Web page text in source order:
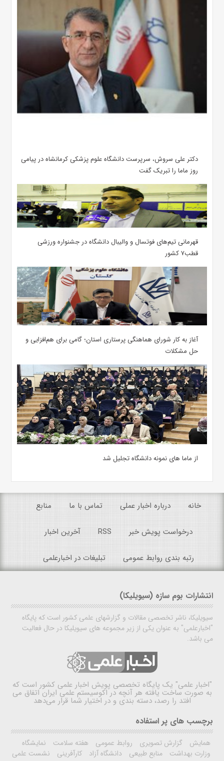
دکتر علی سروش، سرپرست دانشگاه علوم پزشکی کرمانشاه در پیامی
روز ماما را تبریک گفت
قهرمانی تیم‌های فوتسال و والیبال دانشگاه در جشنواره ورزشی
قطب۷ کشور
آغاز به کار شورای هماهنگی پرستاری استان؛ گامی برای هم‌افزایی و
حل مشکلات
از ماما های نمونه دانشگاه تجلیل شد
خانه درباره اخبار عملی تماس با ما منابع
درخواست پویش خبر RSS آخرین اخبار
رتبه بندی روابط عمومی تبلیغات در اخبارعلمی
انتشارات بوم سازه (سیویلیکا)
سیویلیکا، ناشر تخصصی مقالات و گزارشهای علمی کشور است که پایگاه
"اخبارعلمی" به عنوان یکی از زیر مجموعه های سیویلیکا در حال فعالیت
می باشد.
"اخبار علمی" یک پایگاه تخصصی پویش اخبار علمی کشور است که
به صورت ساخت یافته هر آنچه در اکوسیستم علمی ایران اتفاق می
افتد را رصد، دسته بندی و در اختیار شما قرار می‌دهد
برچسب های پر استفاده
همایش گزارش تصویری روابط عمومی هفته سلامت
نمایشگاه
وزارت بهداشت
منابع طبیعی دانشگاه آزاد کارآفرینی
نشست علمی